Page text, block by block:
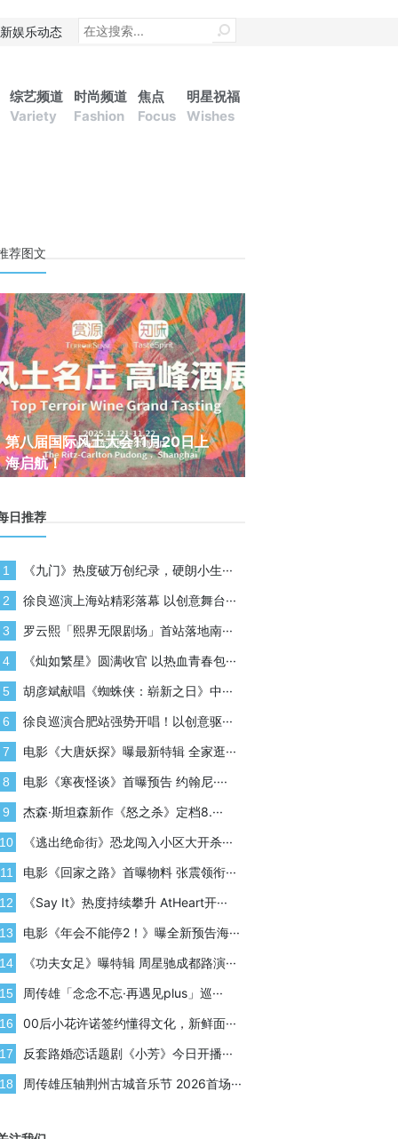
娱乐动态
综艺频道
Variety
时尚频道
Fashion
焦点
Focus
明星祝福
Wishes
荐图文
奢华与善意并存：DIKENI容系列
的高端可持续进阶之路
日推荐
1 《九门》热度破万创纪录，硬朗小生···
2 徐良巡演上海站精彩落幕 以创意舞台···
3 罗云熙「熙界无限剧场」首站落地南···
4 《灿如繁星》圆满收官 以热血青春包···
5 胡彦斌献唱《蜘蛛侠：崭新之日》中···
6 徐良巡演合肥站强势开唱！以创意驱···
7 电影《大唐妖探》曝最新特辑 全家逛···
8 电影《寒夜怪谈》首曝预告 约翰尼····
9 杰森·斯坦森新作《怒之杀》定档8.···
10 《逃出绝命街》恐龙闯入小区大开杀···
11 电影《回家之路》首曝物料 张震领衔···
12 《Say It》热度持续攀升 AtHeart开···
13 电影《年会不能停2！》曝全新预告海···
14 《功夫女足》曝特辑 周星驰成都路演···
15 周传雄「念念不忘·再遇见plus」巡···
16 00后小花许诺签约懂得文化，新鲜面···
17 反套路婚恋话题剧《小芳》今日开播···
18 周传雄压轴荆州古城音乐节 2026首场···